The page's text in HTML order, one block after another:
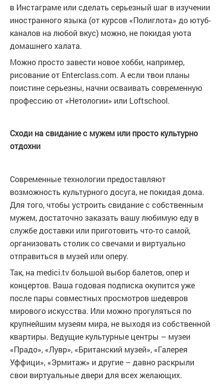
в Инстаграме или сделать серьезный шаг в изучении
иностранного языка (от курсов «Полиглота» до ютуб-
каналов на любой вкус) можно, не покидая уюта
домашнего халата.
Можно просто завести новое хобби, например,
рисование от Enterclаss.com. А если твои планы
поистине серьезны, начни осваивать современную
профессию от «Нетологии» или Loftschool.
Сходи на свидание с мужем или просто культурно
отдохни
Современные технологии предоставляют
возможность культурного досуга, не покидая дома.
Для того, чтобы устроить свидание с собственным
мужем, достаточно заказать вашу любимую еду в
службе доставки или приготовить что-то самой,
организовать столик со свечами и виртуально
отправиться в музей или оперу.
Так, на medici.tv большой выбор балетов, опер и
концертов. Ваша годовая подписка окупится уже
после пары совместных просмотров шедевров
мирового искусства. Или можно прогуляться по
крупнейшим музеям мира, не выходя из собственной
квартиры. Ведущие культурные центры – музеи
«Прадо», «Лувр», «Британский музей», «Галерея
Уффици», «Эрмитаж» и другие – давно раскрыли
свои виртуальные двери для всех желающих.